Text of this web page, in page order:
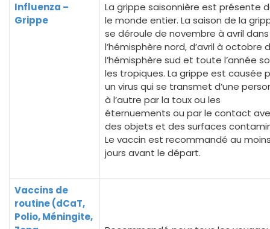
Influenza –
Grippe
La grippe saisonnière est présente
le monde entier. La saison de la
se déroule de novembre à avril dans
l’hémisphère nord, d’avril à octobre
l’hémisphère sud et toute l’année
les tropiques. La grippe est causée
un virus qui se transmet d’une
à l’autre par la toux ou les
éternuements ou par le contact
des objets et des surfaces
Le vaccin est recommandé au
jours avant le départ.
Vaccins de
routine (dCaT,
Polio, Méningite,